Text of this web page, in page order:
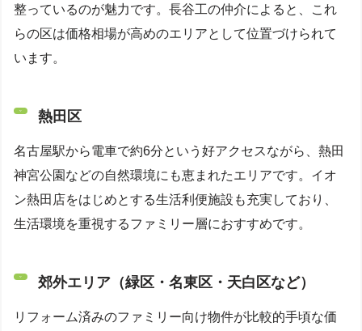
整っているのが魅力です。長谷工の仲介によると、これ
らの区は価格相場が高めのエリアとして位置づけられて
います。
熱田区
名古屋駅から電車で約6分という好アクセスながら、熱田
神宮公園などの自然環境にも恵まれたエリアです。イオ
ン熱田店をはじめとする生活利便施設も充実しており、
生活環境を重視するファミリー層におすすめです。
郊外エリア（緑区・名東区・天白区など）
リフォーム済みのファミリー向け物件が比較的手頃な価